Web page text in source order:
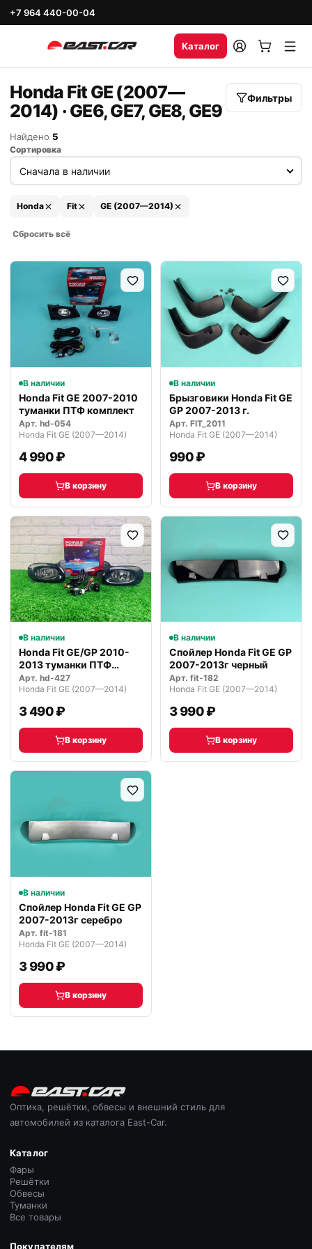
+7 964 440-00-04
Каталог
Honda Fit GE (2007—
2014) · GE6, GE7, GE8, GE9
Фильтры
Найдено 5
Сортировка
Honda Fit GE (2007—2014)
Сбросить всё
В наличии
Honda Fit GE 2007-2010
туманки ПТФ комплект
Арт. hd-054
Honda Fit GE (2007—2014)
4 990 ₽
В корзину
В наличии
Брызговики Honda Fit GE
GP 2007-2013 г.
Арт. FIT_2011
Honda Fit GE (2007—2014)
990 ₽
В корзину
В наличии
Honda Fit GE/GP 2010-
2013 туманки ПТФ
комплект
Арт. hd-427
Honda Fit GE (2007—2014)
3 490 ₽
В корзину
В наличии
Спойлер Honda Fit GE GP
2007-2013г черный
Арт. fit-182
Honda Fit GE (2007—2014)
3 990 ₽
В корзину
В наличии
Спойлер Honda Fit GE GP
2007-2013г серебро
Арт. fit-181
Honda Fit GE (2007—2014)
3 990 ₽
В корзину
Оптика, решётки, обвесы и внешний стиль для
автомобилей из каталога East-Car.
Каталог
Фары
Решётки
Обвесы
Туманки
Все товары
Покупателям